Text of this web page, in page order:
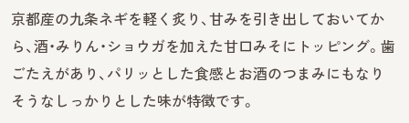
京都産の九条ネギを軽く炙り、甘みを引き出しておいてか
ら、酒・みりん・ショウガを加えた甘口みそにトッピング。歯
ごたえがあり、パリッとした食感とお酒のつまみにもなり
そうなしっかりとした味が特徴です。